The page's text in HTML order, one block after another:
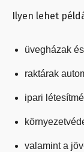
Ilyen lehet
üvegházak
raktárak
ipari
valamint a